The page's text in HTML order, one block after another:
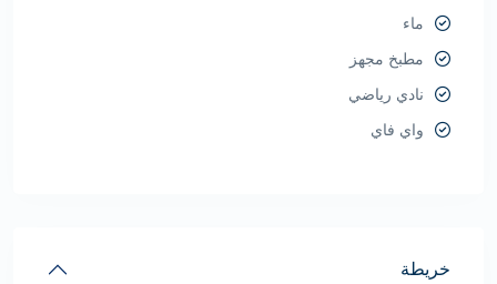
ماء
مطبخ مجهز
نادي رياضي
واي فاي
خريطة